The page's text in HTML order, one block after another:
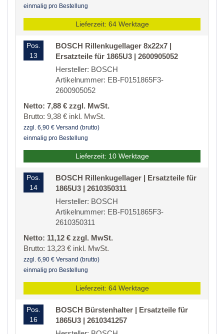
einmalig pro Bestellung
Lieferzeit: 64 Werktage
Pos.
13
BOSCH Rillenkugellager 8x22x7 |
Ersatzteile für 1865U3 | 2600905052
Hersteller: BOSCH
Artikelnummer: EB-F0151865F3-
2600905052
Netto: 7,88 € zzgl. MwSt.
Brutto: 9,38 € inkl. MwSt.
zzgl. 6,90 € Versand (brutto)
einmalig pro Bestellung
Lieferzeit: 10 Werktage
Pos.
14
BOSCH Rillenkugellager | Ersatzteile für
1865U3 | 2610350311
Hersteller: BOSCH
Artikelnummer: EB-F0151865F3-
2610350311
Netto: 11,12 € zzgl. MwSt.
Brutto: 13,23 € inkl. MwSt.
zzgl. 6,90 € Versand (brutto)
einmalig pro Bestellung
Lieferzeit: 64 Werktage
Pos.
16
BOSCH Bürstenhalter | Ersatzteile für
1865U3 | 2610341257